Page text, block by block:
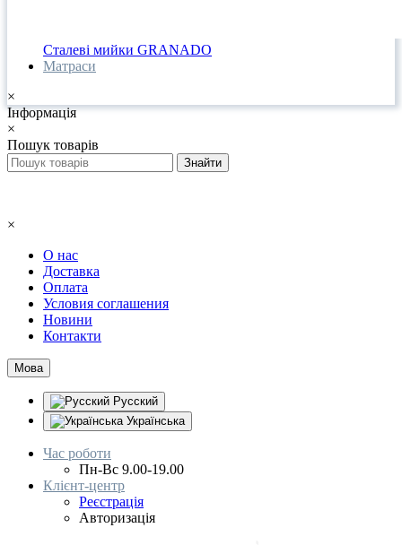
Сталеві мийки GRANADO
Матраси
×
Інформація
×
Пошук товарів
×
О нас
Доставка
Оплата
Условия соглашения
Новини
Контакти
Мова
Русский
Українська
Час роботи
Пн-Вс 9.00-19.00
Клієнт-центр
Реєстрація
Авторизація